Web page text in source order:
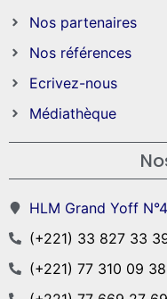
Nos partenaires
Nos références
Ecrivez-nous
Médiathèque
HLM Grand Yoff
(+221) 33 827 33
(+221) 77 310 09 38